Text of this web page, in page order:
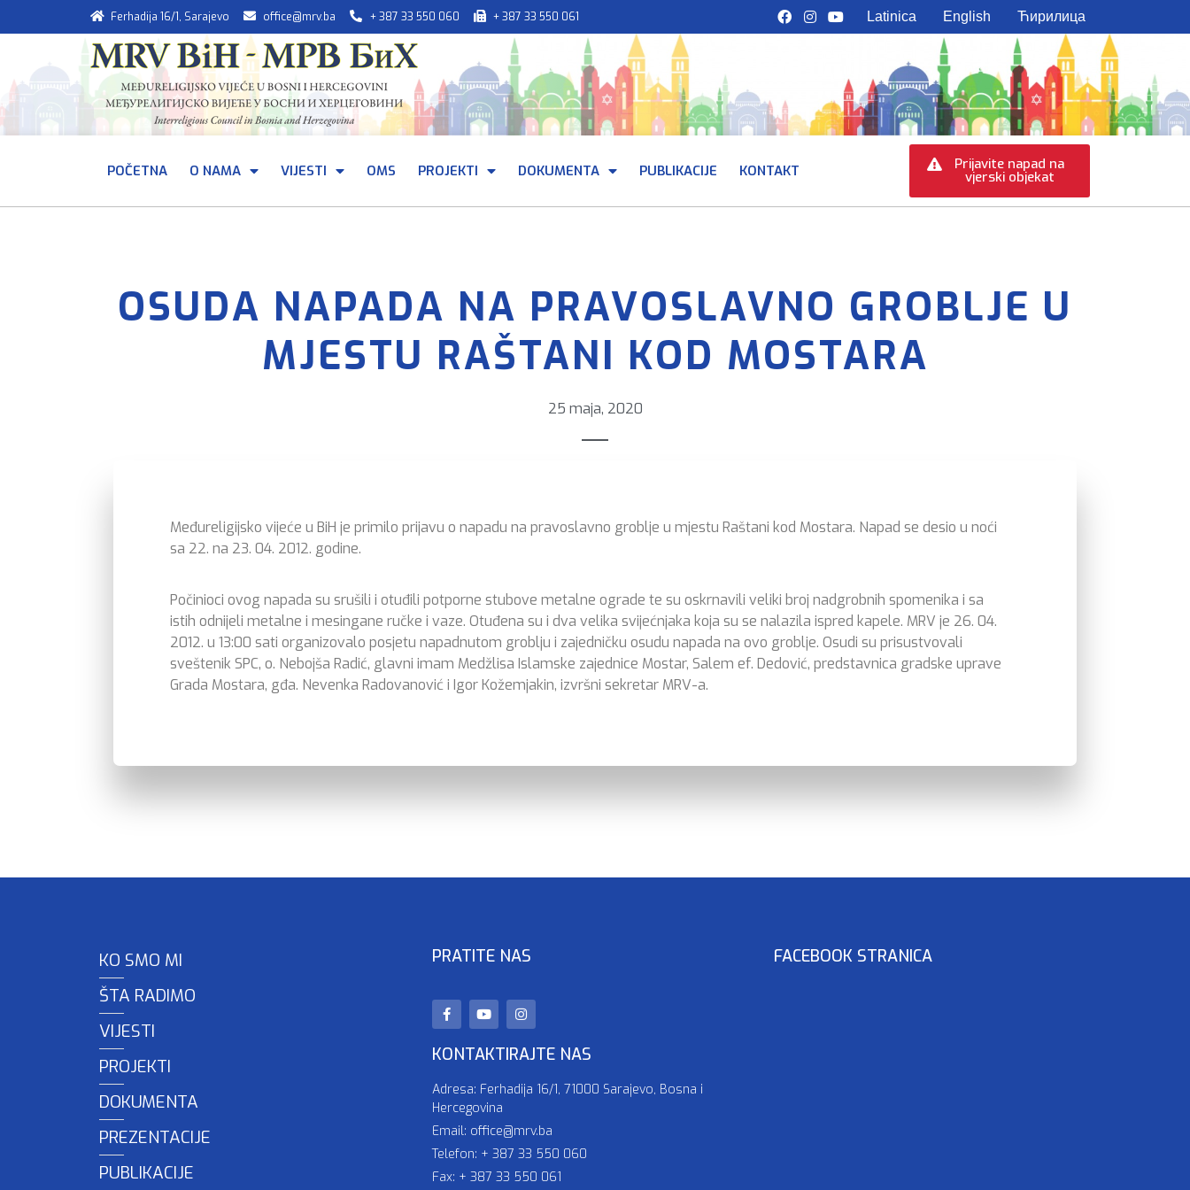
Ferhadija 16/1, Sarajevo office@mrv.ba + 387 33 550 060 + 387 33 550 061 Latinica English Ћирилица
POČETNA O NAMA VIJESTI OMS PROJEKTI DOKUMENTA PUBLIKACIJE KONTAKT Prijavite napad na
vjerski objekat
OSUDA NAPADA NA PRAVOSLAVNO GROBLJE U
MJESTU RAŠTANI KOD MOSTARA
25 maja, 2020
Međureligijsko vijeće u BiH je primilo prijavu o napadu na pravoslavno groblje u mjestu Raštani kod Mostara. Napad se desio u noći
sa 22. na 23. 04. 2012. godine.
Počinioci ovog napada su srušili i otuđili potporne stubove metalne ograde te su oskrnavili veliki broj nadgrobnih spomenika i sa
istih odnijeli metalne i mesingane ručke i vaze. Otuđena su i dva velika svijećnjaka koja su se nalazila ispred kapele. MRV je 26. 04.
2012. u 13:00 sati organizovalo posjetu napadnutom groblju i zajedničku osudu napada na ovo groblje. Osudi su prisustvovali
sveštenik SPC, o. Nebojša Radić, glavni imam Medžlisa Islamske zajednice Mostar, Salem ef. Dedović, predstavnica gradske uprave
Grada Mostara, gđa. Nevenka Radovanović i Igor Kožemjakin, izvršni sekretar MRV-a.
KO SMO MI
ŠTA RADIMO
VIJESTI
PROJEKTI
DOKUMENTA
PREZENTACIJE
PUBLIKACIJE
PRATITE NAS
KONTAKTIRAJTE NAS
Adresa: Ferhadija 16/1, 71000 Sarajevo, Bosna i
Hercegovina
Email: office@mrv.ba
Telefon: + 387 33 550 060
Fax: + 387 33 550 061
FACEBOOK STRANICA